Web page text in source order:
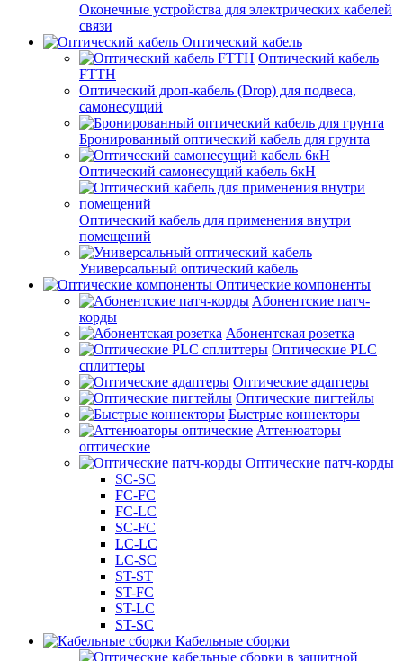
Оконечные устройства для электрических кабелей
связи
Оптический кабель
Оптический кабель
FTTH
Оптический дроп-кабель (Drop) для подвеса,
самонесущий
Бронированный оптический кабель для грунта
Оптический самонесущий кабель 6кН
Оптический кабель для применения внутри
помещений
Универсальный оптический кабель
Оптические компоненты
Aбонентские патч-
корды
Абонентская розетка
Оптические PLC
сплиттеры
Оптические адаптеры
Оптические пигтейлы
Быстрые коннекторы
Аттенюаторы
оптические
Оптические патч-корды
SC-SC
FC-FC
FC-LC
SC-FC
LC-LC
LC-SC
ST-ST
ST-FC
ST-LC
ST-SC
Кабельные сборки